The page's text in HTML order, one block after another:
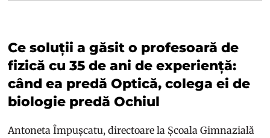
Ce soluții a găsit o profesoară de
fizică cu 35 de ani de experiență:
când ea predă Optică, colega ei de
biologie predă Ochiul
Antoneta Împușcatu, directoare la Școala Gimnazială